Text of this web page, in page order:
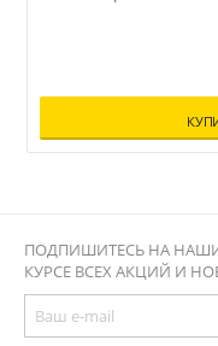
ПОДПИШИТЕСЬ НА
КУРСЕ ВСЕХ АКЦИЙ И